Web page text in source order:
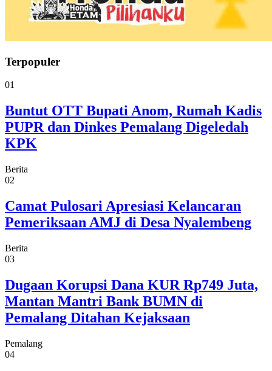
Terpopuler
01
Buntut OTT Bupati Anom, Rumah Kadis
PUPR dan Dinkes Pemalang Digeledah
KPK
Berita
02
Camat Pulosari Apresiasi Kelancaran
Pemeriksaan AMJ di Desa Nyalembeng
Berita
03
Dugaan Korupsi Dana KUR Rp749 Juta,
Mantan Mantri Bank BUMN di
Pemalang Ditahan Kejaksaan
Pemalang
04